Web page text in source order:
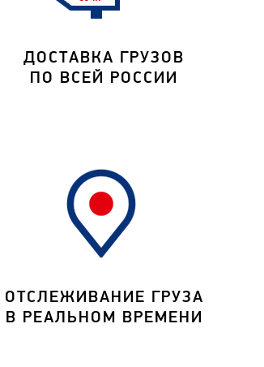
ДОСТАВКА ГРУЗОВ
ПО ВСЕЙ РОССИИ
ОТСЛЕЖИВАНИЕ ГРУЗА
В РЕАЛЬНОМ ВРЕМЕНИ